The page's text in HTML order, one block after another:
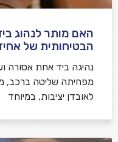
האם מותר לנהוג
הבטיחותית של
נהיגה ביד אחת אסורה
מפחיתה שליטה ברכב,
לאובדן יציבות, במיוחד